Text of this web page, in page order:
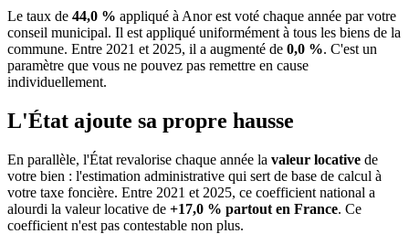
Le taux de 44,0 % appliqué à Anor est voté chaque année par votre
conseil municipal. Il est appliqué uniformément à tous les biens de la
commune. Entre 2021 et 2025, il a augmenté de 0,0 %. C'est un
paramètre que vous ne pouvez pas remettre en cause
individuellement.
L'État ajoute sa propre hausse
En parallèle, l'État revalorise chaque année la valeur locative de
votre bien : l'estimation administrative qui sert de base de calcul à
votre taxe foncière. Entre 2021 et 2025, ce coefficient national a
alourdi la valeur locative de +17,0 % partout en France. Ce
coefficient n'est pas contestable non plus.